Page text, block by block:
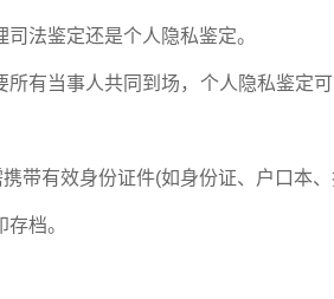
法鉴定还是个人隐私鉴定。
有当事人共同到场，个人隐私鉴定
带有效身份证件(如身份证、户口本
档。